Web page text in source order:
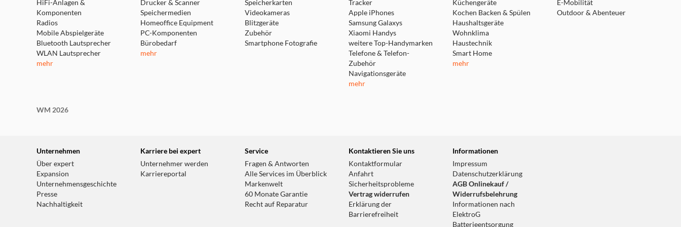
einen Kanal in der Bodenplatte gesteuert und sowohl zur Vorderseite als auch zur Rückseite des Gehäuses geleitet. Dadurch wird eine
bemerkenswert stabile Bassresonanz erzeugt, unabhängig von der Position im Raum.
HiFi-Anlagen &
Komponenten
Radios
Mobile Abspielgeräte
Bluetooth Lautsprecher
WLAN Lautsprecher
mehr
Drucker & Scanner
Speichermedien
Homeoffice Equipment
PC-Komponenten
Bürobedarf
mehr
Speicherkarten
Videokameras
Blitzgeräte
Zubehör
Smartphone Fotografie
Tracker
Apple iPhones
Samsung Galaxys
Xiaomi Handys
weitere Top-Handymarken
Telefone & Telefon-
Zubehör
Navigationsgeräte
mehr
Küchengeräte
Kochen Backen & Spülen
Haushaltsgeräte
Wohnklima
Haustechnik
Smart Home
mehr
E-Mobilität
Outdoor & Abenteuer
WM 2026
Unternehmen
Über expert
Expansion
Unternehmensgeschichte
Presse
Nachhaltigkeit
Karriere bei expert
Unternehmer werden
Karriereportal
Service
Fragen & Antworten
Alle Services im Überblick
Markenwelt
60 Monate Garantie
Recht auf Reparatur
Kontaktieren Sie uns
Kontaktformular
Anfahrt
Sicherheitsprobleme
Vertrag widerrufen
Erklärung der
Barrierefreiheit
Informationen
Impressum
Datenschutzerklärung
AGB Onlinekauf /
Widerrufsbelehrung
Informationen nach
ElektroG
Batterieentsorgung